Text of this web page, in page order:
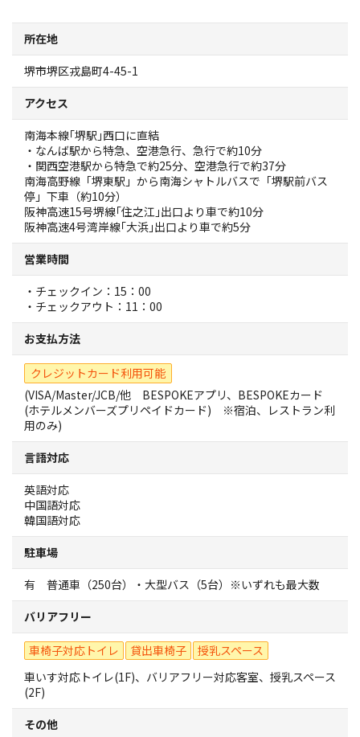
観光パンフレット
堺おもてなしチケット
お役立ち情報紹介
堺観光タクシー
交通・アクセス
堺観光コンベンション協会について
協会について
協会からのお知らせ
旅行業約款及びご旅行条件書について
リンク集
所在地
堺市堺区戎島町4-45-1
アクセス
南海本線｢堺駅｣西口に直結
・なんば駅から特急、空港急行、急行で約10分
・関西空港駅から特急で約25分、空港急行で約37分
南海高野線「堺東駅」から南海シャトルバスで「堺駅前バス
停」下車（約10分）
阪神高速15号堺線｢住之江｣出口より車で約10分
阪神高速4号湾岸線｢大浜｣出口より車で約5分
営業時間
・チェックイン：15：00
・チェックアウト：11：00
お支払方法
クレジットカード利用可能
(VISA/Master/JCB/他 BESPOKEアプリ、BESPOKEカード
(ホテルメンバーズプリペイドカード) ※宿泊、レストラン利
用のみ)
言語対応
英語対応
中国語対応
韓国語対応
駐車場
有 普通車（250台）・大型バス（5台）※いずれも最大数
バリアフリー
車椅子対応トイレ 貸出車椅子
授乳スペース
車いす対応トイレ(1F)、バリアフリー対応客室、授乳スペース
(2F)
その他